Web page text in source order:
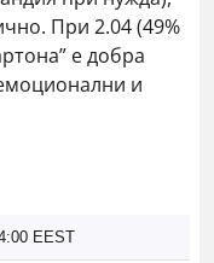
При 2.04 (49%
е добра
и
EEST